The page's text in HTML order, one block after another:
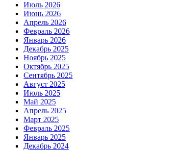
Июль 2026
Июнь 2026
Апрель 2026
Февраль 2026
Январь 2026
Декабрь 2025
Ноябрь 2025
Октябрь 2025
Сентябрь 2025
Август 2025
Июль 2025
Май 2025
Апрель 2025
Март 2025
Февраль 2025
Январь 2025
Декабрь 2024